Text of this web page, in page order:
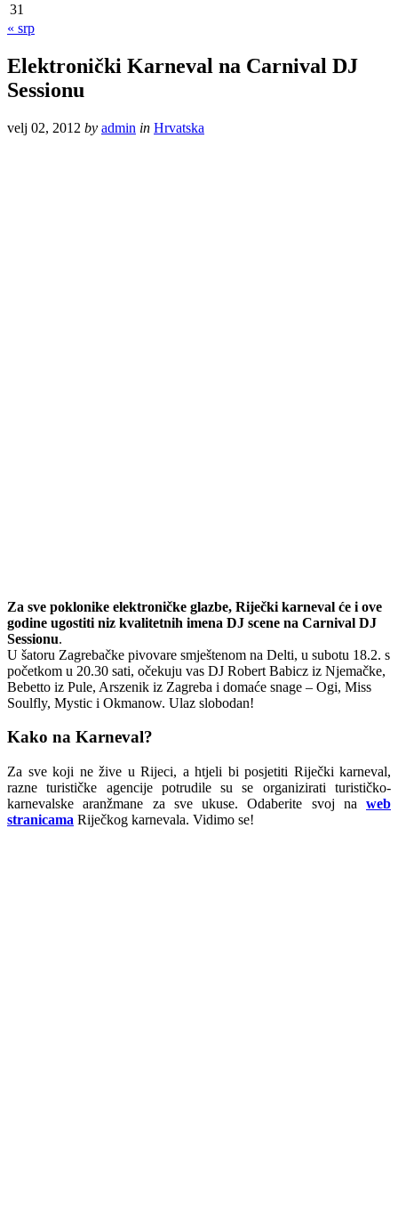
31
« srp
Elektronički Karneval na Carnival DJ
Sessionu
velj 02, 2012 by admin in Hrvatska
Za sve poklonike elektroničke glazbe, Riječki karneval će i ove
godine ugostiti niz kvalitetnih imena DJ scene na Carnival DJ
Sessionu.
U šatoru Zagrebačke pivovare smještenom na Delti, u subotu 18.2. s
početkom u 20.30 sati, očekuju vas DJ Robert Babicz iz Njemačke,
Bebetto iz Pule, Arszenik iz Zagreba i domaće snage – Ogi, Miss
Soulfly, Mystic i Okmanow. Ulaz slobodan!
Kako na Karneval?
Za sve koji ne žive u Rijeci, a htjeli bi posjetiti Riječki karneval,
razne turističke agencije potrudile su se organizirati turističko-
karnevalske aranžmane za sve ukuse. Odaberite svoj na web
stranicama Riječkog karnevala. Vidimo se!